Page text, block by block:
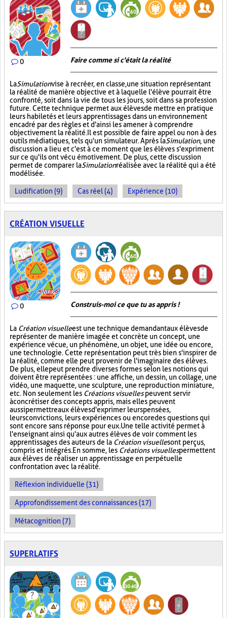
0 Faire comme si c'était la réalité
LaSimulationvise à recréer, en classe, une situation représentant
la réalité de manière objective et à laquelle l'élève pourrait être
confronté, soit dans la vie de tous les jours, soit dans sa profession
future. Cette technique permet aux élèves de mettre en pratique
leurs habiletés et leurs apprentissages dans un environnement
encadré par des règles et d'ainsi les amener à comprendre
objectivement la réalité. Il est possible de faire appel ou non à des
outils médiatiques, tels qu'un simulateur. Après laSimulation, une
discussion a lieu et c'est à ce moment que les élèves s'expriment
sur ce qu'ils ont vécu émotivement. De plus, cette discussion
permet de comparer laSimulationréalisée avec la réalité qui a été
modélisée.
Ludification (9) Cas réel (4) Expérience (10)
CRÉATION VISUELLE
0 Construis-moi ce que tu as appris !
La Création visuelleest une technique demandant aux élèves de
représenter de manière imagée et concrète un concept, une
expérience vécue, un phénomène, un objet, une idée ou encore,
une technologie. Cette représentation peut très bien s'inspirer de
la réalité, comme elle peut provenir de l'imaginaire des élèves.
De plus, elle peut prendre diverses formes selon les notions qui
doivent être représentées : une affiche, un dessin, un collage, une
vidéo, une maquette, une sculpture, une reproduction miniature,
etc. Non seulement les Créations visuellespeuvent servir
à concrétiser des concepts appris, mais elles peuvent
aussi permettre aux élèves d'exprimer leurs pensées,
leurs convictions, leurs expériences ou encore des questions qui
sont encore sans réponse pour eux. Une telle activité permet à
l'enseignant ainsi qu'aux autres élèves de voir comment les
apprentissages des auteurs de la Création visuellesont perçus,
compris et intégrés. En somme, les Créations visuellespermettent
aux élèves de réaliser un apprentissage en perpétuelle
confrontation avec la réalité.
Réflexion individuelle (31)
Approfondissement des connaissances (17)
Métacognition (7)
SUPERLATIFS